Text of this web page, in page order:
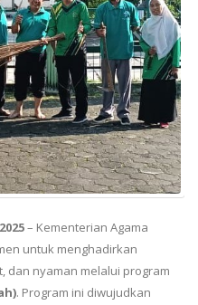
– Kementerian Agama
untuk menghadirkan
dan nyaman melalui program
. Program ini diwujudkan